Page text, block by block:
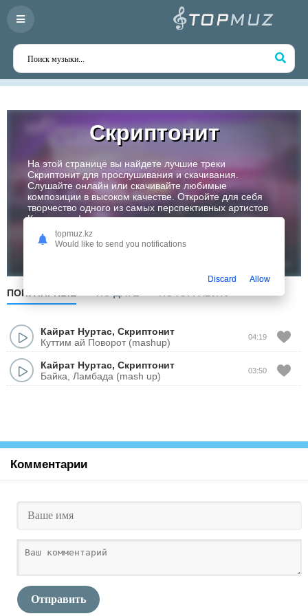
Скриптонит
На этой странице вы найдете лучшие треки
Скриптонит для прослушивания и скачивания.
Слушайте онлайн или скачивайте любимые
композиции в высоком качестве. Откройте для себя
творчество одного из самых перспективных артистов
Казахстана!
Слушать
ПОПУЛЯРНЫЕ
Кайрат Нуртас, Скриптонит
Куттим ай Поворот (mashup)
04:19
Кайрат Нуртас, Скриптонит
Байка, Ламбада (mash up)
03:50
Комментарии
Отправить
topmuz.kz
Would like to send you notifications
Discard Allow